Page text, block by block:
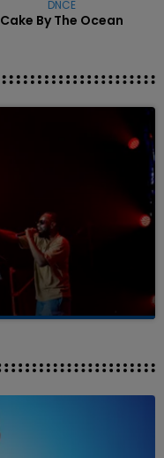
DNCE
Cake By The Ocean